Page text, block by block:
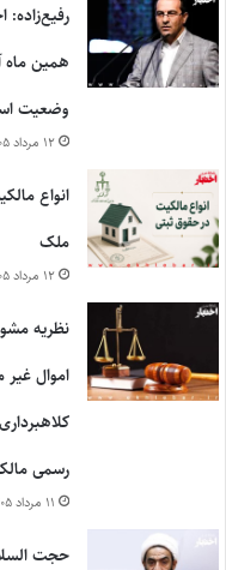
همین ماه
وضعیت
۱۲ مرداد ۱۴۰۵
ملک
۱۲ مرداد ۱۴۰۵
نظریه
اموال غیر
رسمی
۱۱ مرداد ۱۴۰۵
حجت